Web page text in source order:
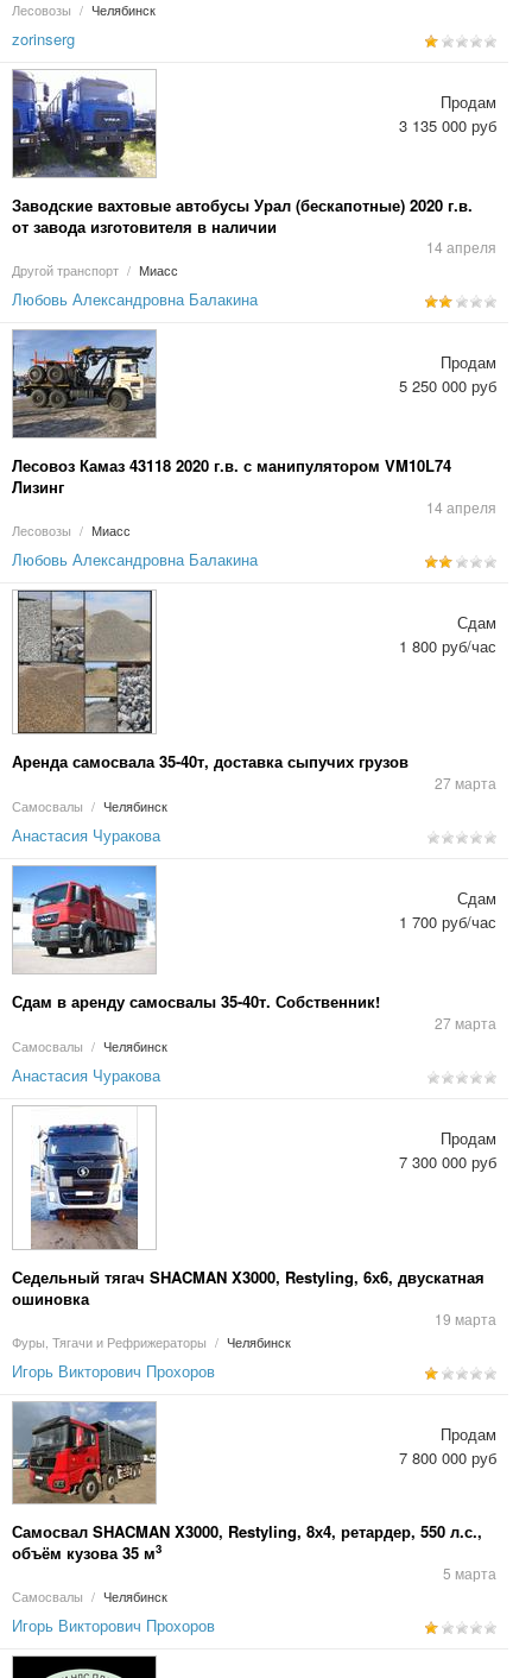
Лесовозы / Челябинск
zorinserg
Заводские вахтовые автобусы Урал (бескапотные) 2020 г.в.
от завода изготовителя в наличии
14 апреля
Другой транспорт / Миасс
Продам
3 135 000 руб
Любовь Александровна Балакина
Лесовоз Камаз 43118 2020 г.в. с манипулятором VM10L74
Лизинг
14 апреля
Лесовозы / Миасс
Продам
5 250 000 руб
Любовь Александровна Балакина
Аренда самосвала 35-40т, доставка сыпучих грузов
27 марта
Самосвалы / Челябинск
Сдам
1 800 руб/час
Анастасия Чуракова
Сдам в аренду самосвалы 35-40т. Собственник!
27 марта
Самосвалы / Челябинск
Сдам
1 700 руб/час
Анастасия Чуракова
Седельный тягач SHACMAN X3000, Restyling, 6х6, двускатная
ошиновка
19 марта
Фуры, Тягачи и Рефрижераторы / Челябинск
Продам
7 300 000 руб
Игорь Викторович Прохоров
Самосвал SHACMAN X3000, Restyling, 8х4, ретардер, 550 л.с.,
объём кузова 35 м3
5 марта
Самосвалы / Челябинск
Продам
7 800 000 руб
Игорь Викторович Прохоров